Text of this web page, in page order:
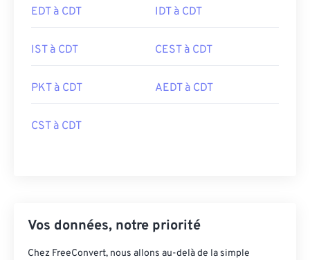
EDT à CDT IDT à CDT
IST à CDT CEST à CDT
PKT à CDT AEDT à CDT
CST à CDT
Vos données, notre priorité
Chez FreeConvert, nous allons au-delà de la simple